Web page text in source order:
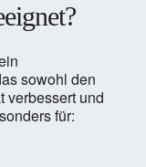
sowohl den
verbessert und
für: